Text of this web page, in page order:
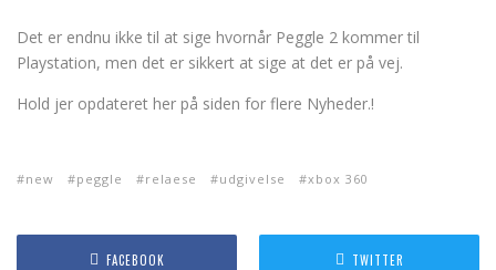
Det er endnu ikke til at sige hvornår Peggle 2 kommer til
Playstation, men det er sikkert at sige at det er på vej.
Hold jer opdateret her på siden for flere Nyheder.!
new peggle relaese udgivelse xbox 360
FACEBOOK TWITTER